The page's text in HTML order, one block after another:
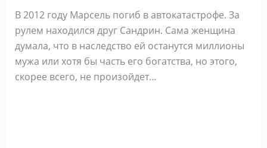
В 2012 году Марсель погиб в автокатастрофе. За
рулем находился друг Сандрин. Сама женщина
думала, что в наследство ей останутся миллионы
мужа или хотя бы часть его богатства, но этого,
скорее всего, не произойдет…